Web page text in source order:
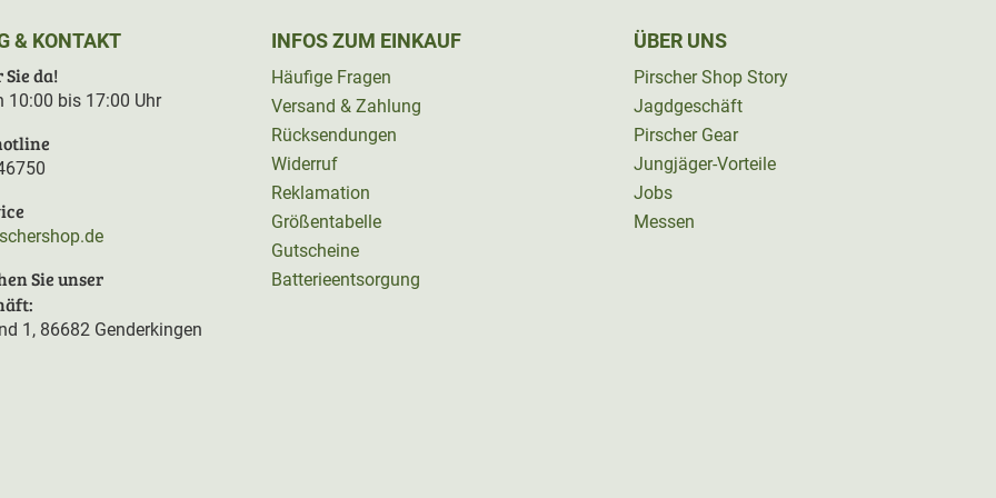
& KONTAKT
da!
10:00 bis 17:00 Uhr
Sie unser
1, 86682 Genderkingen
INFOS ZUM EINKAUF
Häufige Fragen
Versand & Zahlung
Rücksendungen
Widerruf
Reklamation
Größentabelle
Gutscheine
Batterieentsorgung
ÜBER UNS
Pirscher Shop Story
Jagdgeschäft
Pirscher Gear
Jungjäger-Vorteile
Jobs
Messen